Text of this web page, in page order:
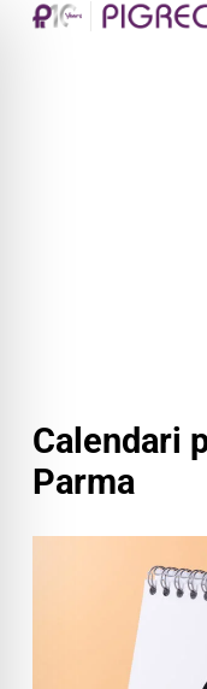
Calendari
Parma